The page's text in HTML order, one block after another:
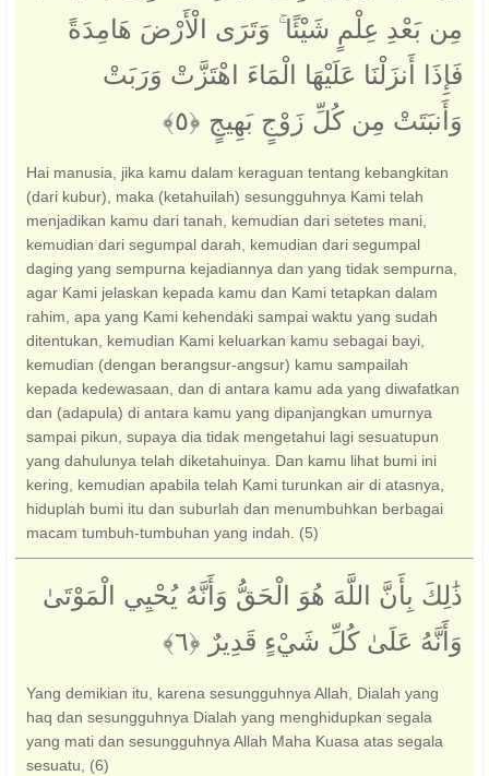
مِن بَعْدِ عِلْمٍ شَيْئًا ۚ وَتَرَى الْأَرْضَ هَامِدَةً
فَإِذَا أَنزَلْنَا عَلَيْهَا الْمَاءَ اهْتَزَّتْ وَرَبَتْ
وَأَنبَتَتْ مِن كُلِّ زَوْجٍ بَهِيجٍ ‎﴿٥﴾‏
Hai manusia, jika kamu dalam keraguan tentang kebangkitan
(dari kubur), maka (ketahuilah) sesungguhnya Kami telah
menjadikan kamu dari tanah, kemudian dari setetes mani,
kemudian dari segumpal darah, kemudian dari segumpal
daging yang sempurna kejadiannya dan yang tidak sempurna,
agar Kami jelaskan kepada kamu dan Kami tetapkan dalam
rahim, apa yang Kami kehendaki sampai waktu yang sudah
ditentukan, kemudian Kami keluarkan kamu sebagai bayi,
kemudian (dengan berangsur-angsur) kamu sampailah
kepada kedewasaan, dan di antara kamu ada yang diwafatkan
dan (adapula) di antara kamu yang dipanjangkan umurnya
sampai pikun, supaya dia tidak mengetahui lagi sesuatupun
yang dahulunya telah diketahuinya. Dan kamu lihat bumi ini
kering, kemudian apabila telah Kami turunkan air di atasnya,
hiduplah bumi itu dan suburlah dan menumbuhkan berbagai
macam tumbuh-tumbuhan yang indah. (5)
ذَٰلِكَ بِأَنَّ اللَّهَ هُوَ الْحَقُّ وَأَنَّهُ يُحْيِي الْمَوْتَىٰ
وَأَنَّهُ عَلَىٰ كُلِّ شَيْءٍ قَدِيرٌ ‎﴿٦﴾‏
Yang demikian itu, karena sesungguhnya Allah, Dialah yang
haq dan sesungguhnya Dialah yang menghidupkan segala
yang mati dan sesungguhnya Allah Maha Kuasa atas segala
sesuatu, (6)